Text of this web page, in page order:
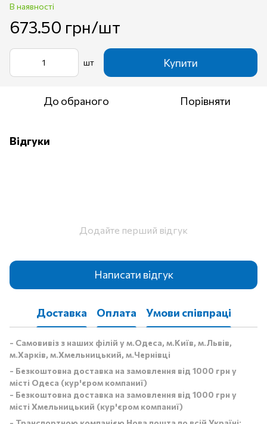
В наявності
673.50 грн/шт
шт Купити
До обраного Порівняти
Відгуки
Додайте перший відгук
Написати відгук
Доставка Оплата Умови співпраці
- Самовивіз з наших філій у м.Одеса, м.Київ, м.Львів,
м.Харків, м.Хмельницький, м.Чернівці
- Безкоштовна доставка на замовлення від 1000 грн у
місті Одеса (кур'єром компаниї)
- Безкоштовна доставка на замовлення від 1000 грн у
місті Хмельницький (кур'єром компаниї)